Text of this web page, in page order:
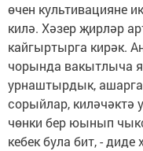
өчен культивацияне
килә. Хәзер җирләр
кайгыртырга кирәк.
чорында вакытлыча
урнаштырдык,
сорыйлар, киләчәктә
чөнки бер юынып
кебек була бит, -